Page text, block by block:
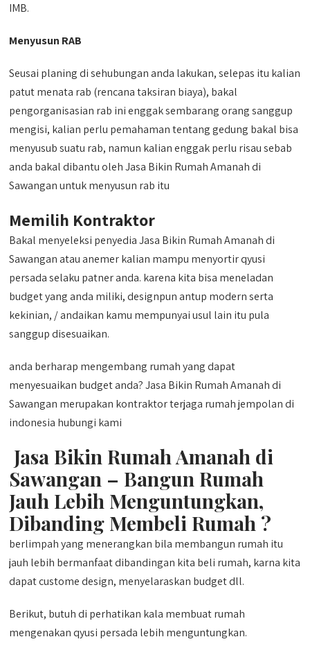
IMB.
Menyusun RAB
Seusai planing di sehubungan anda lakukan, selepas itu kalian
patut menata rab (rencana taksiran biaya), bakal
pengorganisasian rab ini enggak sembarang orang sanggup
mengisi, kalian perlu pemahaman tentang gedung bakal bisa
menyusub suatu rab, namun kalian enggak perlu risau sebab
anda bakal dibantu oleh Jasa Bikin Rumah Amanah di
Sawangan untuk menyusun rab itu
Memilih Kontraktor
Bakal menyeleksi penyedia Jasa Bikin Rumah Amanah di
Sawangan atau anemer kalian mampu menyortir qyusi
persada selaku patner anda. karena kita bisa meneladan
budget yang anda miliki, designpun antup modern serta
kekinian, / andaikan kamu mempunyai usul lain itu pula
sanggup disesuaikan.
anda berharap mengembang rumah yang dapat
menyesuaikan budget anda? Jasa Bikin Rumah Amanah di
Sawangan merupakan kontraktor terjaga rumah jempolan di
indonesia hubungi kami
Jasa Bikin Rumah Amanah di
Sawangan – Bangun Rumah
Jauh Lebih Menguntungkan,
Dibanding Membeli Rumah ?
berlimpah yang menerangkan bila membangun rumah itu
jauh lebih bermanfaat dibandingan kita beli rumah, karna kita
dapat custome design, menyelaraskan budget dll.
Berikut, butuh di perhatikan kala membuat rumah
mengenakan qyusi persada lebih menguntungkan.